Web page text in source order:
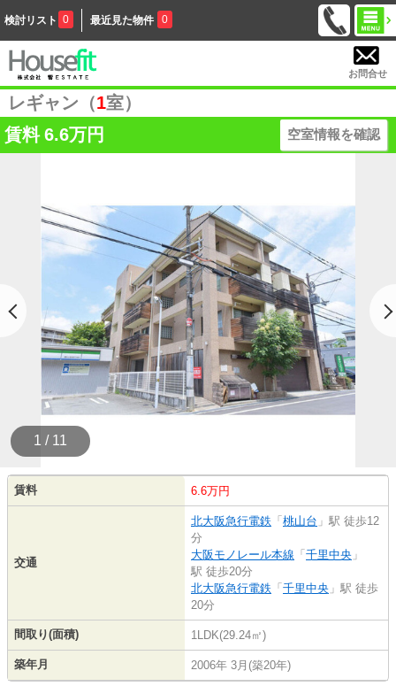
検討リスト 0 最近見た物件 0
お問合せ
レギャン（1室）
賃料 6.6万円 空室情報を確認
1 / 11
賃料 6.6万円
交通
北大阪急行電鉄 「 桃山台 」駅 徒歩12
分
大阪モノレール本線 「 千里中央 」
駅 徒歩20分
北大阪急行電鉄 「 千里中央 」駅 徒歩
20分
間取り(面積) 1LDK(29.24㎡)
築年月 2006年 3月(築20年)